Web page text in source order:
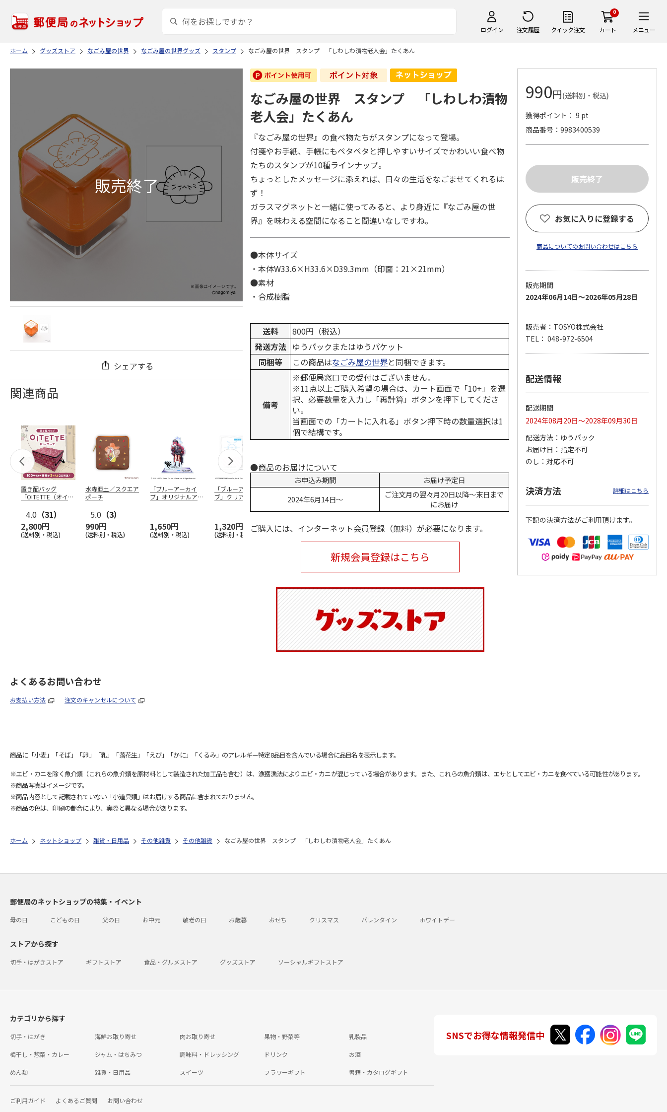
ログイン 注文履歴 クイック注文
0
カート メニュー
ホーム グッズストア なごみ屋の世界 なごみ屋の世界グッズ スタンプ なごみ屋の世界 スタンプ 「しわしわ漬物老人会」たくあん
シェアする
関連商品
置き配バッグ
「OITETTE（オイテ
4.0 （31）
2,800円
(送料別・税込)
水森亜土／スクエア
ポーチ
5.0 （3）
990円
(送料別・税込)
「ブルーアーカイ
ブ」オリジナルアク
1,650円
(送料別・税込)
「ブルーアーカイ
ブ」クリアファイル
1,320円
(送料別・税込)
アニメ『ジョジョの
奇妙な冒険 黄金の
風』チョコラータと
セッ…
5.0（7）
1,969円
(送料別・税込)
水森亜土／ステッカ
600円
(送料別・税込)
リラックマ／マルチ
ケース
5.0（6）
1,100円
(送料別・税込)
令和八年七月場所
優勝力士純金製小判
605,000円
(送料・税込)
リラックマ／クリア
ファイル３点セット
750円
(送料別・税込)
「犬夜叉」アクリル
ジオラマスタンド
（殺生丸）
5.0 （4）
3,300円
(送料別・税込)
なごみ屋の世界 スタンプ 「しわしわ漬物
老人会」たくあん
『なごみ屋の世界』の食べ物たちがスタンプになって登場。
付箋やお手紙、手帳にもペタペタと押しやすいサイズでかわいい食べ物
たちのスタンプが10種ラインナップ。
ちょっとしたメッセージに添えれば、日々の生活をなごませてくれるは
ず！
ガラスマグネットと一緒に使ってみると、より身近に『なごみ屋の世
界』を味わえる空間になること間違いなしですね。
●本体サイズ
・本体W33.6×H33.6×D39.3mm（印面：21×21mm）
●素材
・合成樹脂
送料
800円（税込）
発送方法 ゆうパックまたはゆうパケット
同梱等
この商品はなごみ屋の世界と同梱できます。
備考
※郵便局窓口での受付はございません。
※11点以上ご購入希望の場合は、カート画面で「10+」を選
択、必要数量を入力し「再計算」ボタンを押下してくださ
い。
当画面での「カートに入れる」ボタン押下時の数量選択は1
個で結構です。
●商品のお届けについて
お申込み期間
お届け予定日
2024年6月14日～
ご注文月の翌々月20日以降～末日まで
にお届け
ご購入には、インターネット会員登録（無料）が必要になります。
新規会員登録はこちら
990円(送料別・税込)
獲得ポイント： 9 pt
商品番号
9983400539
お気に入りに登録する
商品についてのお問い合わせはこちら
販売期間
2024年06月14日～2026年05月28日
販売者：TOSYO株式会社
TEL： 048-972-6504
配送情報
配送期間
2024年08月20日～2028年09月30日
配送方法
ゆうパック
お届け日
指定不可
のし
対応不可
決済方法 詳細はこちら
下記の決済方法がご利用頂けます。
よくあるお問い合わせ
お支払い方法 注文のキャンセルについて
商品に「小麦」「そば」「卵」「乳」「落花生」「えび」「かに」「くるみ」のアレルギー特定8品目を含んでいる場合に品目名を表示します。
※エビ・カニを除く魚介類（これらの魚介類を原材料として製造された加工品も含む）は、漁獲漁法によりエビ・カニが混じっている場合があります。また、これらの魚介類は、エサとしてエビ・カニを食べている可能性があります。
※商品写真はイメージです。
※商品内容として記載されていない「小道具類」はお届けする商品に含まれておりません。
※商品の色は、印刷の都合により、実際と異なる場合があります。
ホーム ネットショップ 雑貨・日用品 その他雑貨 その他雑貨 なごみ屋の世界 スタンプ 「しわしわ漬物老人会」たくあん
郵便局のネットショップの特集・イベント
母の日 こどもの日 父の日 お中元 敬老の日 お歳暮 おせち クリスマス バレンタイン ホワイトデー
ストアから探す
切手・はがきストア ギフトストア 食品・グルメストア グッズストア ソーシャルギフトストア
カテゴリから探す
切手・はがき 海鮮お取り寄せ 肉お取り寄せ 果物・野菜等 乳製品
梅干し・惣菜・カレー ジャム・はちみつ 調味料・ドレッシング ドリンク お酒
めん類 雑貨・日用品 スイーツ フラワーギフト 書籍・カタログギフト
ご利用ガイド よくあるご質問 お問い合わせ
SNSでお得な情報発信中